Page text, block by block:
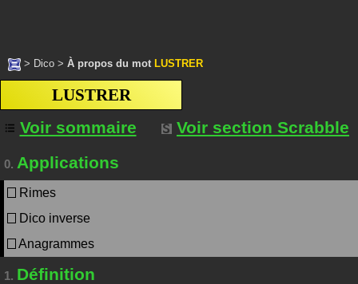
> Dico > À propos du mot LUSTRER
LUSTRER
Voir sommaire
Voir section Scrabble
0. Applications
Rimes
Dico inverse
Anagrammes
1. Définition